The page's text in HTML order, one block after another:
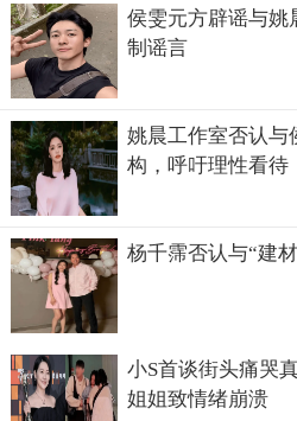
侯雯元方辟谣与姚
制谣言
姚晨工作室否认与
构，呼吁理性看待
杨千霈否认与“建
小S首谈街头痛哭
姐姐致情绪崩溃